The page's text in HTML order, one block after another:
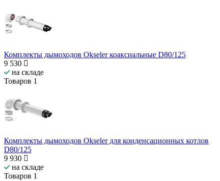
Комплекты дымоходов Okseler коаксиальные D80/125
9 530
на складе
Товаров 1
Комплекты дымоходов Okseler для конденсационных котлов
D80/125
9 930
на складе
Товаров 1